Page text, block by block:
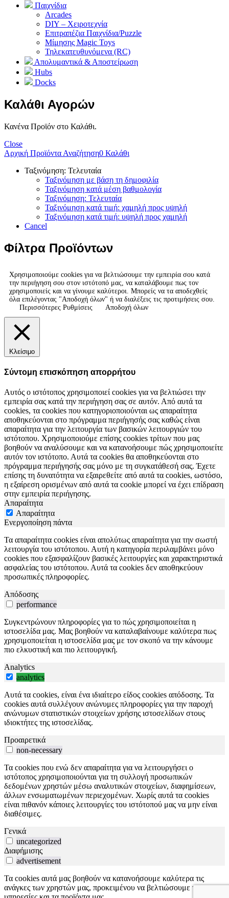
Παιχνίδια
Arcades
DIY – Χειροτεχνία
Επιτραπέζια Παιχνίδια/Puzzle
Μίμησης Magic Toys
Τηλεκατευθυνόμενα (RC)
Απολυμαντικά & Αποστείρωση
Hubs
Docks
Καλάθι Αγορών
Κανένα Προϊόν στο Καλάθι.
Close
Αρχική Προϊόντα Αναζήτηση0 Καλάθι
Ταξινόμηση: Τελευταία
Ταξινόμηση με βάση τη δημοφιλία
Ταξινόμηση κατά μέση βαθμολογία
Ταξινόμηση: Τελευταία
Ταξινόμηση κατά τιμή: χαμηλή προς υψηλή
Ταξινόμηση κατά τιμή: υψηλή προς χαμηλή
Cancel
Φίλτρα Προϊόντων
Χρησιμοποιούμε cookies για να βελτιώσουμε την εμπειρία σου κατά
την περιήγηση σου στον ιστότοπό μας, να καταλάβουμε πως τον
χρησιμοποιείς και να γίνουμε καλύτεροι. Μπορείς να τα αποδεχθείς
όλα επιλέγοντας "Αποδοχή όλων" ή να διαλέξεις τις προτιμήσεις σου.
Περισσότερες Ρυθμίσεις
Αποδοχή όλων
Κλείσιμο
Σύντομη επισκόπηση απορρήτου
Αυτός ο ιστότοπος χρησιμοποιεί cookies για να βελτιώσει την
εμπειρία σας κατά την περιήγηση σας σε αυτόν. Από αυτά τα
cookies, τα cookies που κατηγοριοποιούνται ως απαραίτητα
αποθηκεύονται στο πρόγραμμα περιήγησής σας καθώς είναι
απαραίτητα για την λειτουργία των βασικών λειτουργιών του
ιστότοπου. Χρησιμοποιούμε επίσης cookies τρίτων που μας
βοηθούν να αναλύσουμε και να κατανοήσουμε πώς χρησιμοποιείτε
αυτόν τον ιστότοπο. Αυτά τα cookies θα αποθηκεύονται στο
πρόγραμμα περιήγησής σας μόνο με τη συγκατάθεσή σας. Έχετε
επίσης τη δυνατότητα να εξαιρεθείτε από αυτά τα cookies, ωστόσο,
η εξαίρεση ορισμένων από αυτά τα cookie μπορεί να έχει επίδραση
στην εμπειρία περιήγησης.
Απαραίτητα
Απαραίτητα
Ενεργοποίηση πάντα
Τα απαραίτητα cookies είναι απολύτως απαραίτητα για την σωστή
λειτουργία του ιστότοπου. Αυτή η κατηγορία περιλαμβάνει μόνο
cookies που εξασφαλίζουν βασικές λειτουργίες και χαρακτηριστικά
ασφαλείας του ιστότοπου. Αυτά τα cookies δεν αποθηκεύουν
προσωπικές πληροφορίες.
Απόδοσης
performance
Συγκεντρώνουν πληροφορίες για το πώς χρησιμοποιείται η
ιστοσελίδα μας. Μας βοηθούν να καταλαβαίνουμε καλύτερα πως
χρησιμοποιείται η ιστοσελίδα μας με τον σκοπό να την κάνουμε
πιο ελκυστική και πιο λειτουργική.
Analytics
analytics
Αυτά τα cookies, είναι ένα ιδιαίτερο είδος cookies απόδοσης. Τα
cookies αυτά συλλέγουν ανώνυμες πληροφορίες για την παροχή
ανώνυμων στατιστικών στοιχείων χρήσης ιστοσελίδων στους
ιδιοκτήτες της ιστοσελίδας.
Προαιρετικά
non-necessary
Τα cookies που ενώ δεν απαραίτητα για να λειτουργήσει ο
ιστότοπος χρησιμοποιούνται για τη συλλογή προσωπικών
δεδομένων χρηστών μέσω αναλυτικών στοιχείων, διαφημίσεων,
άλλων ενσωματωμένων περιεχομένων. Χωρίς αυτά τα cookies
είναι πιθανόν κάποιες λειτουργίες του ιστότοπού μας να μην είναι
διαθέσιμες.
Γενικά
uncategorized
Διαφήμισης
advertisement
Τα cookies αυτά μας βοηθούν να κατανοήσουμε καλύτερα τις
ανάγκες των χρηστών μας, προκειμένου να βελτιώσουμε τις